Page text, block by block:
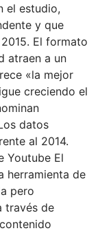
el estudio,
y que
El formato
atraen a un
«la mejor
creciendo el
datos
al 2014.
Youtube El
herramienta de
pero
través de